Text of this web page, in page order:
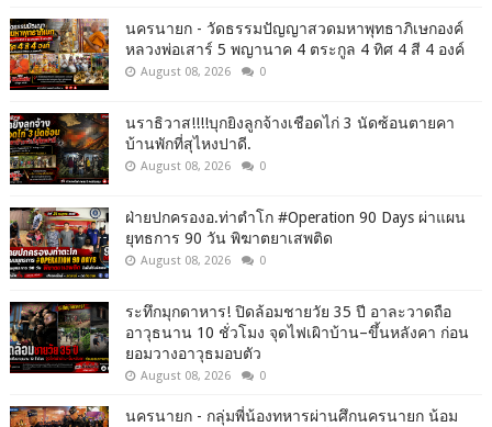
นครนายก - วัดธรรมปัญญาสวดมหาพุทธาภิเษกองค์
หลวงพ่อเสาร์ 5 พญานาค 4 ตระกูล 4 ทิศ 4 สี 4 องค์
August 08, 2026 0
นราธิวาส!!!!บุกยิงลูกจ้างเชือดไก่ 3 นัดซ้อนตายคา
บ้านพักที่สุไหงปาดี.
August 08, 2026 0
ฝ่ายปกครองอ.ท่าตำโก #Operation 90 Days ผ่าแผน
ยุทธการ 90 วัน พิฆาตยาเสพติด
August 08, 2026 0
ระทึกมุกดาหาร! ปิดล้อมชายวัย 35 ปี อาละวาดถือ
อาวุธนาน 10 ชั่วโมง จุดไฟเผิาบ้าน–ขึ้นหลังคา ก่อน
ยอมวางอาวุธมอบตัว
August 08, 2026 0
นครนายก - กลุ่มพี่น้องทหารผ่านศึกนครนายก น้อม